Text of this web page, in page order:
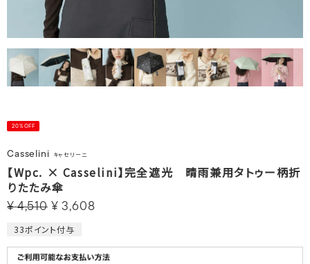
20%OFF
Casselini キャセリーニ
【Wpc. × Casselini】完全遮光 晴雨兼用タトゥー柄折
りたたみ傘
¥ 4,510 ¥ 3,608
33ポイント付与